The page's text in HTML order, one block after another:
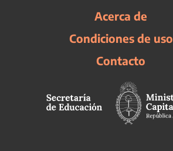
Acerca de
Condiciones de uso
Contacto